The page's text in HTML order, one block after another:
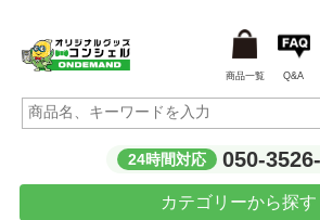
商品一覧 Q&A
24時間対応 050-
カテゴリーから探す